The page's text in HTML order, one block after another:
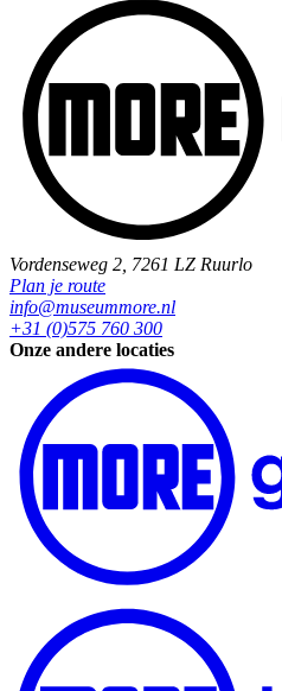
Vordenseweg 2, 7261 LZ Ruurlo
Plan je route
info@museummore.nl
+31 (0)575 760 300
Onze andere locaties